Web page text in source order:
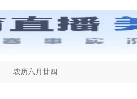
农历六月廿四